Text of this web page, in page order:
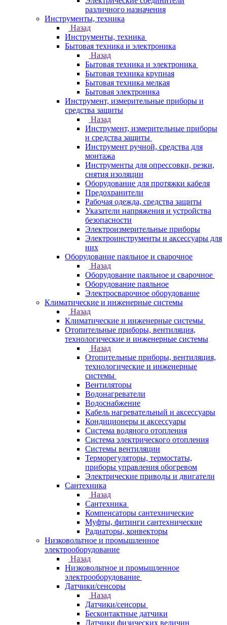
различного назначения
Инструменты, техника
Назад
Инструменты, техника
Бытовая техника и электроника
Назад
Бытовая техника и электроника
Бытовая техника крупная
Бытовая техника мелкая
Бытовая электроника
Инструмент, измерительные приборы и
средства защиты
Назад
Инструмент, измерительные приборы
и средства защиты
Инструмент ручной, средства для
монтажа
Инструменты для опрессовки, резки,
снятия изоляции
Оборудование для протяжки кабеля
Предохранители
Рабочая одежда, средства защиты
Указатели напряжения и устройства
безопасности
Электроизмерительные приборы
Электроинструменты и аксессуары для
них
Оборудование паяльное и сварочное
Назад
Оборудование паяльное и сварочное
Оборудование паяльное
Электросварочное оборудование
Климатические и инженерные системы
Назад
Климатические и инженерные системы
Отопительные приборы, вентиляция,
технологические и инженерные системы
Назад
Отопительные приборы, вентиляция,
технологические и инженерные
системы
Вентиляторы
Водонагреватели
Водоснабжение
Кабель нагревательный и аксессуары
Кондиционеры и аксессуары
Система водяного отопления
Система электрического отопления
Системы вентиляции
Терморегуляторы, термостаты,
приборы управления обогревом
Электрические приводы и двигатели
Сантехника
Назад
Сантехника
Компенсаторы сантехнические
Муфты, фитинги сантехнические
Радиаторы, конвекторы
Низковольтное и промышленное
электрооборудование
Назад
Низковольтное и промышленное
электрооборудование
Датчики/сенсоры
Назад
Датчики/сенсоры
Бесконтактные датчики
Датчики физических величин